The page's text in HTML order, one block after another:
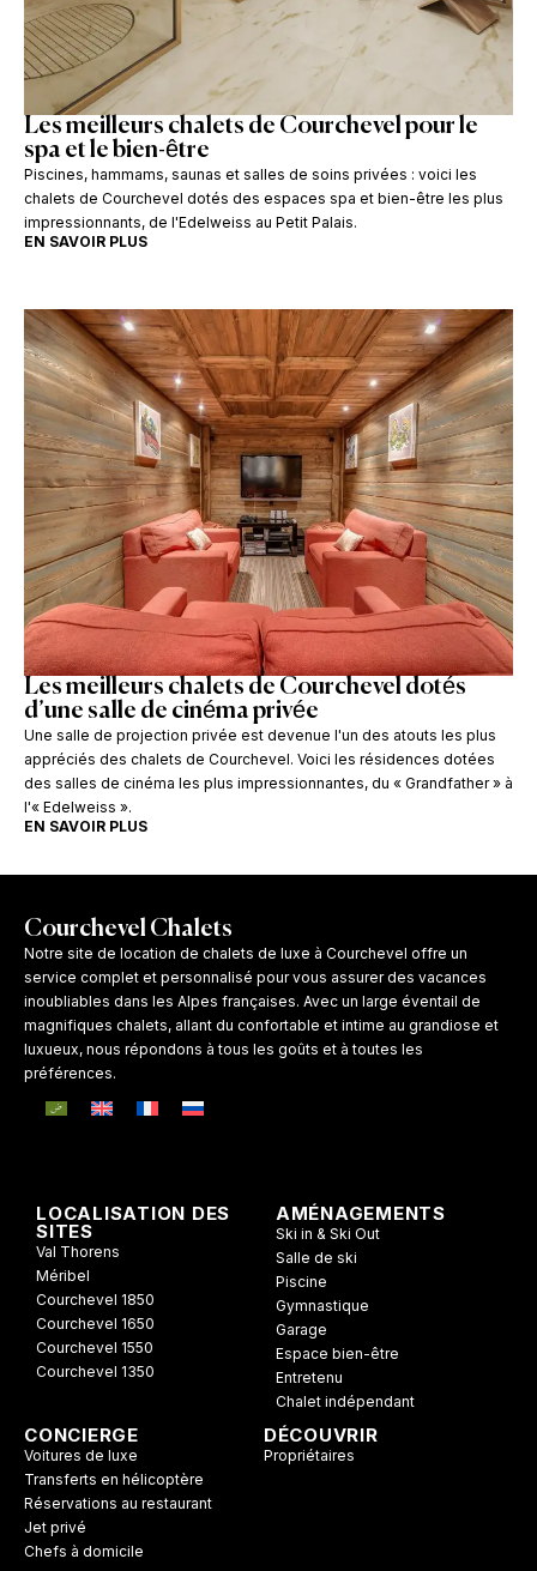
Les meilleurs chalets de Courchevel pour le
spa et le bien-être
Piscines, hammams, saunas et salles de soins privées : voici les
chalets de Courchevel dotés des espaces spa et bien-être les plus
impressionnants, de l'Edelweiss au Petit Palais.
EN SAVOIR PLUS
Les meilleurs chalets de Courchevel dotés
d’une salle de cinéma privée
Une salle de projection privée est devenue l'un des atouts les plus
appréciés des chalets de Courchevel. Voici les résidences dotées
des salles de cinéma les plus impressionnantes, du « Grandfather » à
l'« Edelweiss ».
EN SAVOIR PLUS
Courchevel Chalets
Notre site de location de chalets de luxe à Courchevel offre un
service complet et personnalisé pour vous assurer des vacances
inoubliables dans les Alpes françaises. Avec un large éventail de
magnifiques chalets, allant du confortable et intime au grandiose et
luxueux, nous répondons à tous les goûts et à toutes les
préférences.
LOCALISATION DES
SITES
Val Thorens
Méribel
Courchevel 1850
Courchevel 1650
Courchevel 1550
Courchevel 1350
AMÉNAGEMENTS
Ski in & Ski Out
Salle de ski
Piscine
Gymnastique
Garage
Espace bien-être
Entretenu
Chalet indépendant
CONCIERGE
Voitures de luxe
Transferts en hélicoptère
Réservations au restaurant
Jet privé
Chefs à domicile
DÉCOUVRIR
Propriétaires